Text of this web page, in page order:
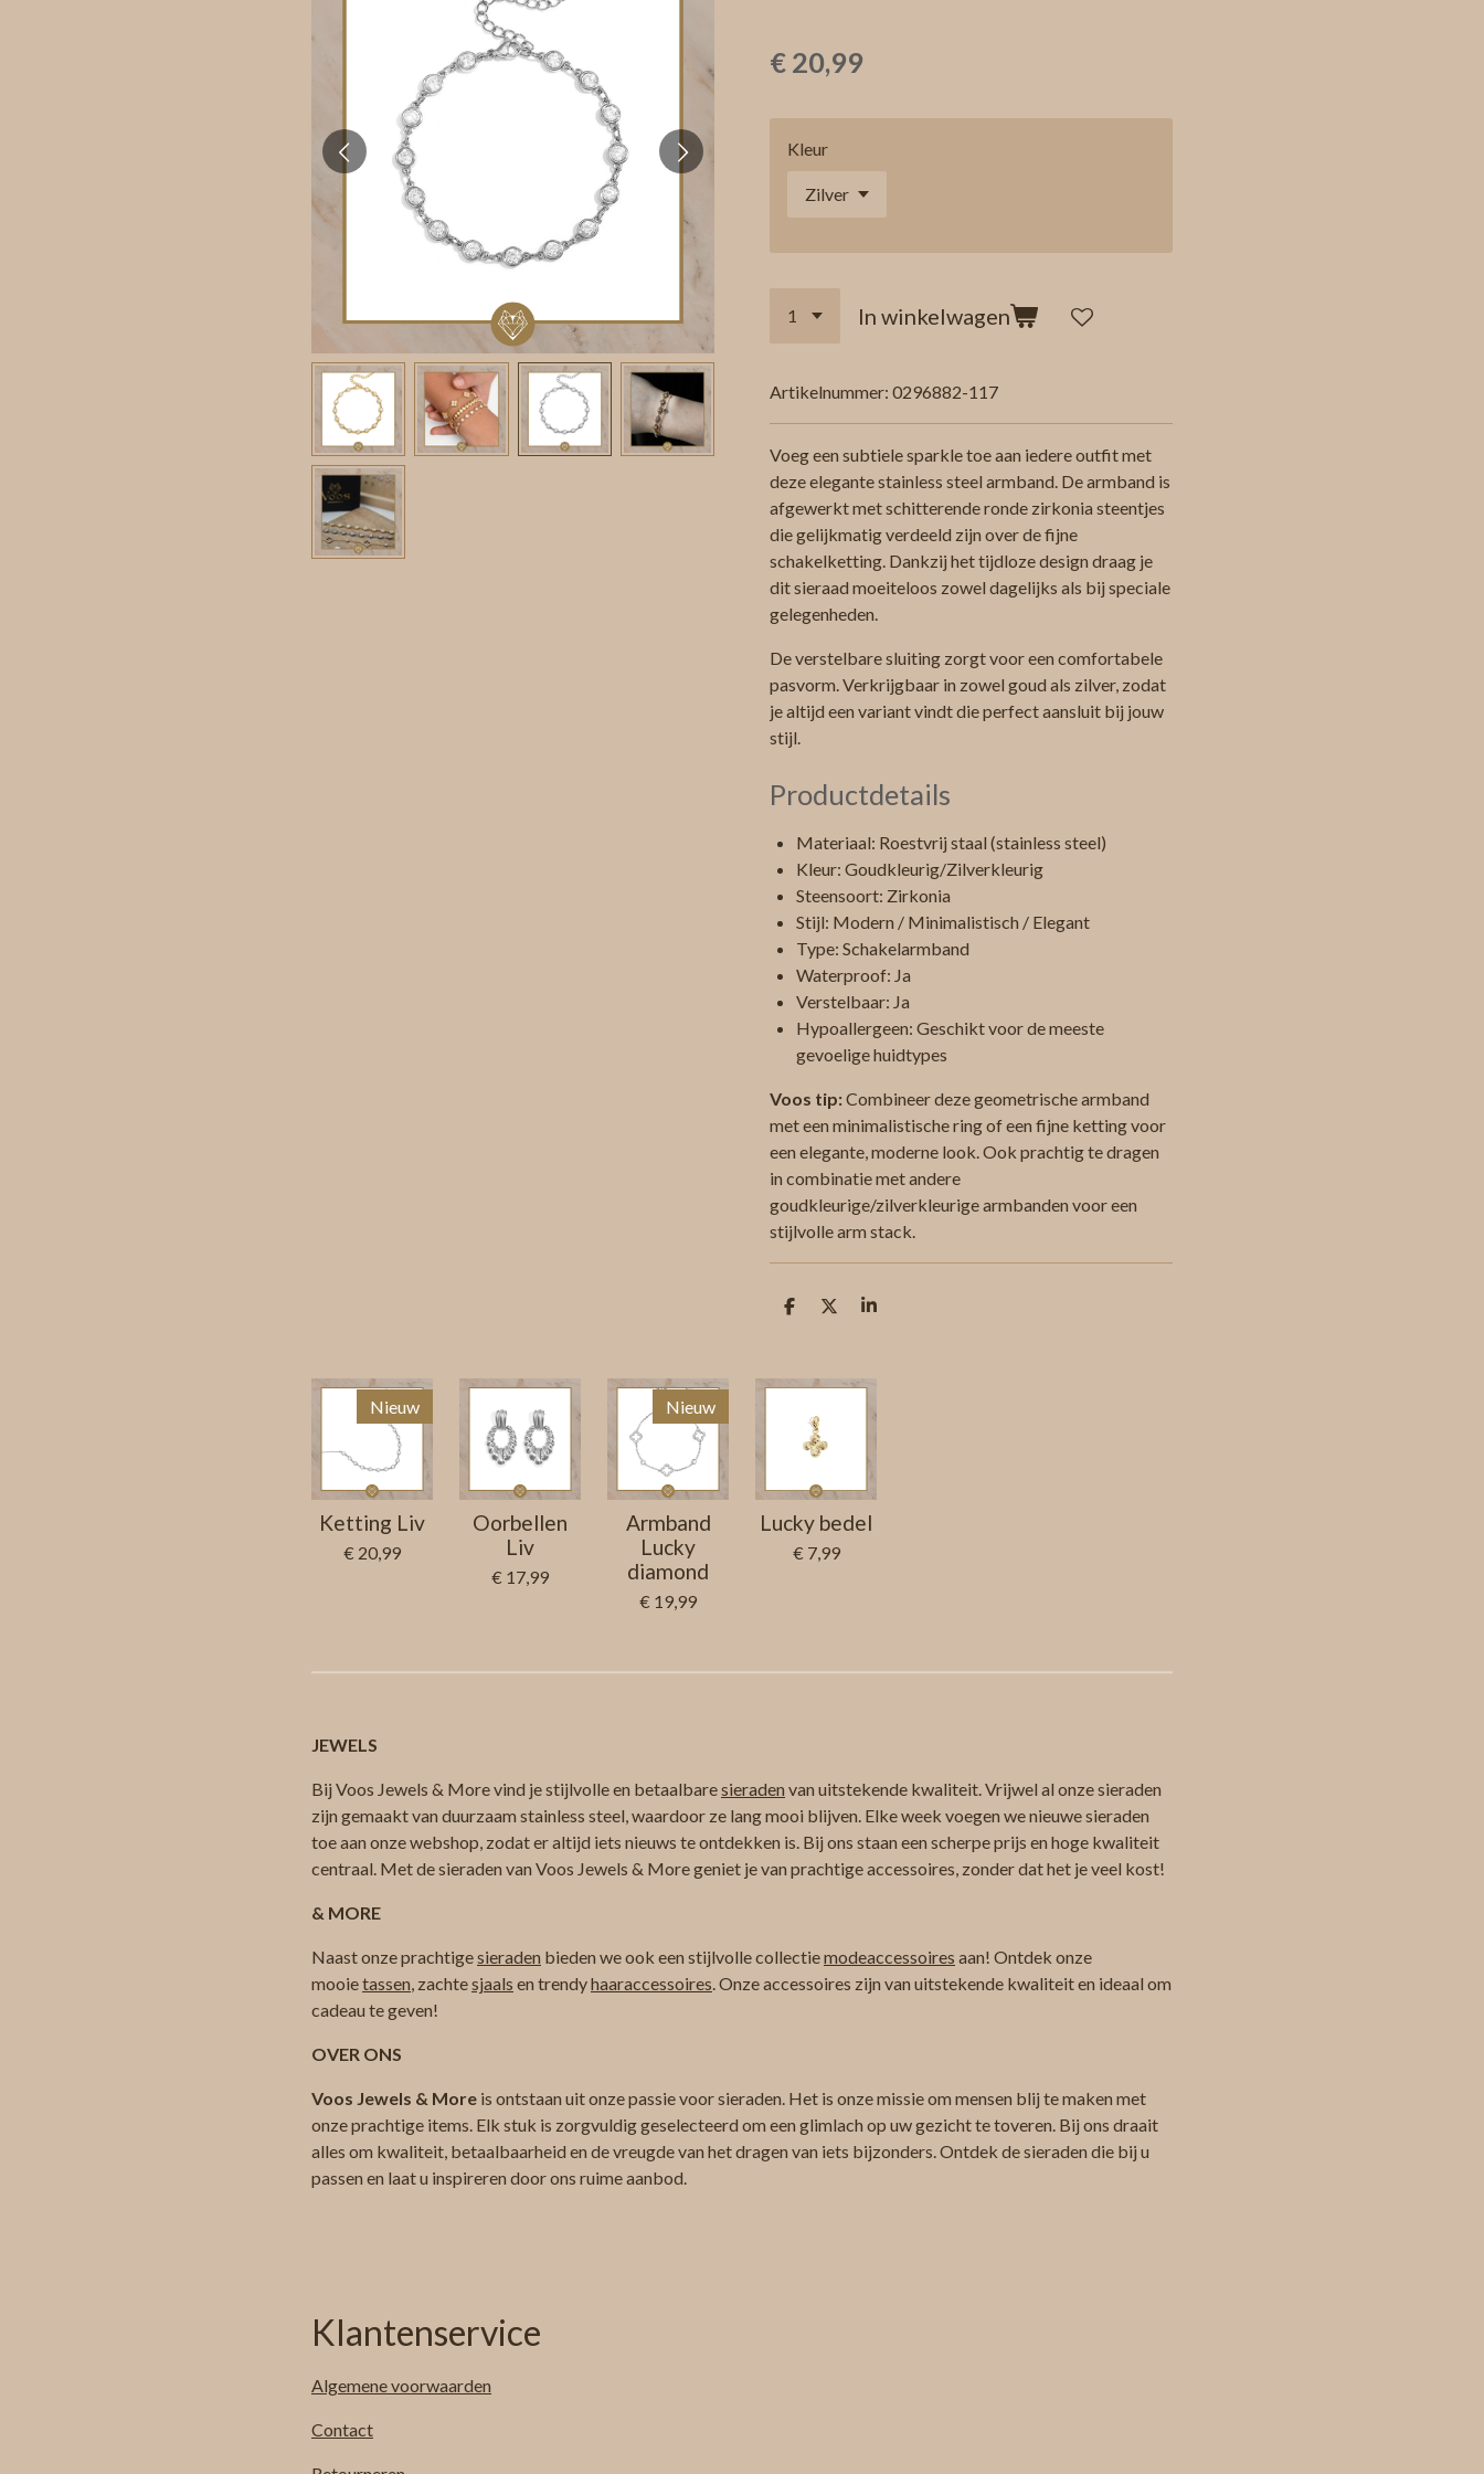
€ 20,99
Kleur
In winkelwagen
Artikelnummer: 0296882-117
Voeg een subtiele sparkle toe aan iedere outfit met
deze elegante stainless steel armband. De armband is
afgewerkt met schitterende ronde zirkonia steentjes
die gelijkmatig verdeeld zijn over de fijne
schakelketting. Dankzij het tijdloze design draag je
dit sieraad moeiteloos zowel dagelijks als bij speciale
gelegenheden.
De verstelbare sluiting zorgt voor een comfortabele
pasvorm. Verkrijgbaar in zowel goud als zilver, zodat
je altijd een variant vindt die perfect aansluit bij jouw
stijl.
Productdetails
Materiaal: Roestvrij staal (stainless steel)
Kleur: Goudkleurig/Zilverkleurig
Steensoort: Zirkonia
Stijl: Modern / Minimalistisch / Elegant
Type: Schakelarmband
Waterproof: Ja
Verstelbaar: Ja
Hypoallergeen: Geschikt voor de meeste
gevoelige huidtypes
Voos tip:Combineer deze geometrische armband
met een minimalistische ring of een fijne ketting voor
een elegante, moderne look. Ook prachtig te dragen
in combinatie met andere
goudkleurige/zilverkleurige armbanden voor een
stijlvolle arm stack.
D
n
D
S
Nieuw
Ketting Liv
€ 20,99
Oorbellen
Liv
€ 17,99
Nieuw
Armband
Lucky
diamond
€ 19,99
Lucky bedel
€ 7,99
JEWELS
Bij Voos Jewels & More vind je stijlvolle en betaalbaresieraden van uitstekende kwaliteit. Vrijwel al onze sieraden
zijn gemaakt van duurzaam stainless steel, waardoor ze lang mooi blijven. Elke week voegen we nieuwe sieraden
toe aan onze webshop, zodat er altijd iets nieuws te ontdekken is. Bij ons staan een scherpe prijs en hoge kwaliteit
centraal. Met de sieraden van Voos Jewels & More geniet je van prachtige accessoires, zonder dat het je veel kost!
& MORE
Naast onze prachtigesieraden bieden we ook een stijlvolle collectiemodeaccessoires aan! Ontdek onze
mooietassen, zachtesjaals en trendyhaaraccessoires. Onze accessoires zijn van uitstekende kwaliteit en ideaal om
cadeau te geven!
OVER ONS
Voos Jewels & More is ontstaan uit onze passie voor sieraden. Het is onze missie om mensen blij te maken met
onze prachtige items. Elk stuk is zorgvuldig geselecteerd om een glimlach op uw gezicht te toveren. Bij ons draait
alles om kwaliteit, betaalbaarheid en de vreugde van het dragen van iets bijzonders. Ontdek de sieraden die bij u
passen en laat u inspireren door ons ruime aanbod.
Klantenservice
Algemenevoorwaarden
Contact